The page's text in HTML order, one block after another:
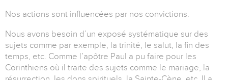
Nos actions sont influencées par nos convictions.
Nous avons besoin d’un exposé systématique sur des
sujets comme par exemple, la trinité, le salut, la fin des
temps, etc. Comme l’apôtre Paul a pu faire pour les
Corinthiens où il traite des sujets comme le mariage, la